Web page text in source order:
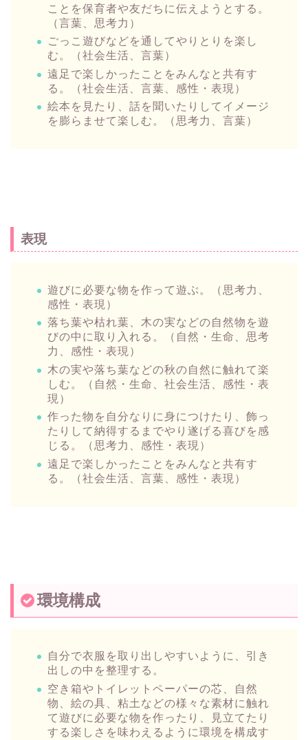
ことを保育者や友だちに伝えようとする。
（言葉、思考力）
ごっこ遊びなどを通してやりとりを楽し
む。（社会生活、言葉）
遠足で楽しかったことをみんなと共有す
る。（社会生活、言葉、感性・表現）
絵本を見たり、話を聞いたりしてイメージ
を膨らませて楽しむ。（思考力、言葉）
表現
遊びに必要な物を作って遊ぶ。（思考力、
感性・表現）
落ち葉や枯れ葉、木の実などの自然物を遊
びの中に取り入れる。（自然・生命、思考
力、感性・表現）
木の実や落ち葉などの秋の自然に触れて楽
しむ。（自然・生命、社会生活、感性・表
現）
作った物を自分なりに身につけたり、飾っ
たりして納得するまでやり遂げる喜びを感
じる。（思考力、感性・表現）
遠足で楽しかったことをみんなと共有す
る。（社会生活、言葉、感性・表現）
環境構成
自分で衣服を取り出しやすいように、引き
出しの中を整理する。
空き箱やトイレットペーパーの芯、自然
物、絵の具、粘土などの様々な素材に触れ
て遊びに必要な物を作ったり、見立てたり
する楽しさを味わえるように環境を構成す